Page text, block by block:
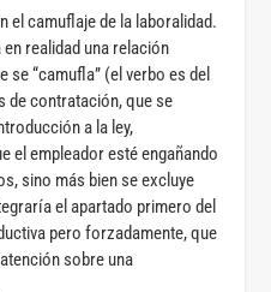
el camuflaje de la laboralidad.
realidad una relación
se “camufla” (el verbo es del
de contratación, que se
a la ley,
el empleador esté engañando
sino más bien se excluye
el apartado primero del
pero forzadamente, que
sobre una